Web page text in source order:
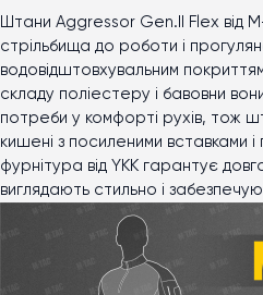
Штани Aggressor Gen.II Flex від
стрільбища до роботи і
водовідштовхувальним
складу поліестеру і бавовни
потреби у комфорті рухів, тож
кишені з посиленими вставками
фурнітура від YKK гарантує
виглядають стильно і